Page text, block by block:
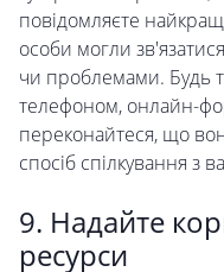
повідомляєте
особи могли
чи проблемами. Будь
телефоном, онлайн-
переконайтеся, що
спосіб спілкування з
9. Надайте
ресурси